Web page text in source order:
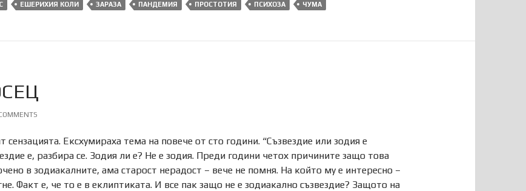
ЕШЕРИХИЯ КОЛИ ЗАРАЗА ПАНДЕМИЯ ПРОСТОТИЯ ПСИХОЗА ЧУМА
сензацията. Ексхумираха тема на повече от сто години. “Съзвездие или зодия е
е, разбира се. Зодия ли е? Не е зодия. Преди години четох причините защо това
в зодиакалните, ама старост нерадост – вече не помня. На който му е интересно –
Факт е, че то е в еклиптиката. И все пак защо не е зодиакално съзвездие? Защото на